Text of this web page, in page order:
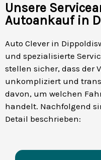
Unsere
Autoankauf in
Auto Clever in
und spezialisierte
stellen sicher, dass der
unkompliziert und
davon, um welchen
handelt. Nachfolgend
Detail beschrieben: